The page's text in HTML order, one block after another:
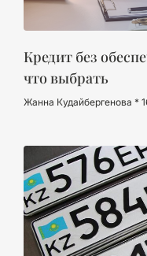
Кредит без
что выбрать
Жанна Кудайбергенова